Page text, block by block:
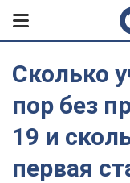
Сколько
пор без
19 и
первая